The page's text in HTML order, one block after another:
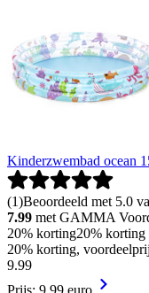
Kinderzwembad ocean
(1)Beoordeeld met 5.0
7.99 met GAMMA
20% korting20% korting
20% korting,
9.99
Prijs: 9.99 euro